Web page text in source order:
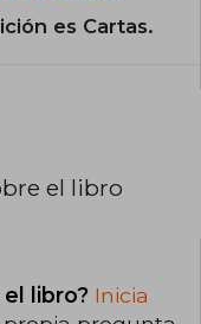
es Cartas.
el libro
libro? Inicia